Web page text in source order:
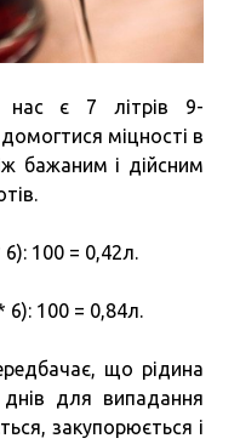
нас є 7 літрів 9-
міцності в
бажаним і дійсним
100 = 0,42л.
6): 100 = 0,84л.
що рідина
для випадання
закупорюється і